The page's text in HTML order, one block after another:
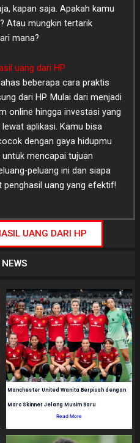
kapan saja. Apakah kamu
Atau mungkin tertarik
mana?
uang dari HP
beberapa cara praktis
dari HP. Mulai dari menjadi
online hingga investasi yang
aplikasi. Kamu bisa
dengan gaya hidupmu
mencapai tujuan
peluang ini dan siapa
penghasil uang yang efektif!
UANG DARI HP
Manchester United Wanita Berpisah dengan
Marc Skinner Jelang Musim Baru
Read More